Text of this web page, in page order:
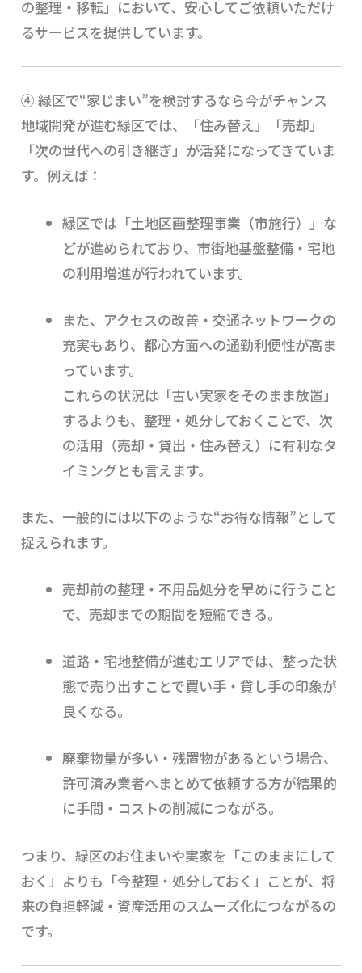
の整理・移転」において、安心してご依頼いただけ
るサービスを提供しています。
④ 緑区で“家じまい”を検討するなら今がチャンス
地域開発が進む緑区では、「住み替え」「売却」
「次の世代への引き継ぎ」が活発になってきていま
す。例えば：
緑区では「土地区画整理事業（市施行）」な
どが進められており、市街地基盤整備・宅地
の利用増進が行われています。
また、アクセスの改善・交通ネットワークの
充実もあり、都心方面への通勤利便性が高ま
っています。
これらの状況は「古い実家をそのまま放置」
するよりも、整理・処分しておくことで、次
の活用（売却・貸出・住み替え）に有利なタ
イミングとも言えます。
また、一般的には以下のような“お得な情報”として
捉えられます。
売却前の整理・不用品処分を早めに行うこと
で、売却までの期間を短縮できる。
道路・宅地整備が進むエリアでは、整った状
態で売り出すことで買い手・貸し手の印象が
良くなる。
廃棄物量が多い・残置物があるという場合、
許可済み業者へまとめて依頼する方が結果的
に手間・コストの削減につながる。
つまり、緑区のお住まいや実家を「このままにして
おく」よりも「今整理・処分しておく」ことが、将
来の負担軽減・資産活用のスムーズ化につながるの
です。